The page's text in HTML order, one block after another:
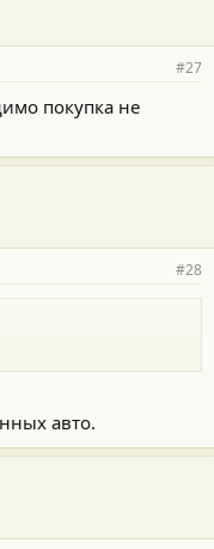
#27
покупка не
#28
авто.